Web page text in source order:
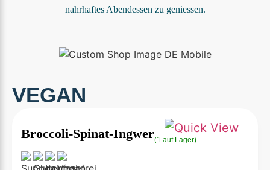
nahrhaftes Abendessen zu geniessen.
VEGAN
Broccoli-Spinat-Ingwer(1 auf Lager)